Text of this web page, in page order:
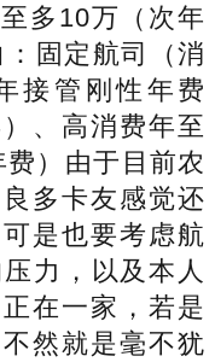
多10万（次年
固定航司（消
接管刚性年费
、高消费年至
）由于目前农
多卡友感觉还
是也要考虑航
力，以及本人
在一家，若是
然就是毫不犹